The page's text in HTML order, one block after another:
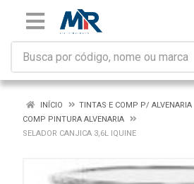
INÍCIO
TINTAS E COMP P/ ALVENARIA
COMP PINTURA ALVENARIA
SELADOR CANJICA 3,6L IQUINE